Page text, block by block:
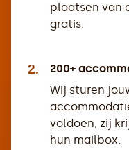
plaatsen van
gratis.
2.
200+
Wij sturen
voldoen, zij
hun mailbox.